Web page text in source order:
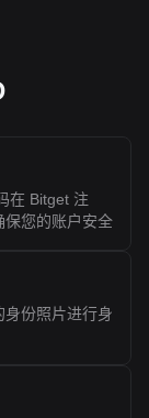
在 Bitget 注
保您的账户安全
份照片进行身